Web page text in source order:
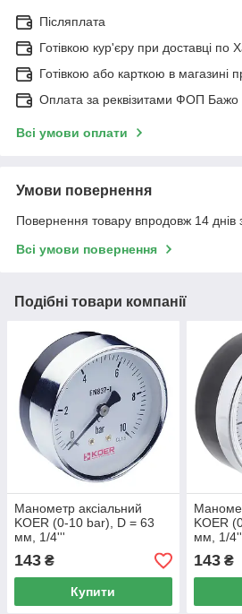
Післяплата
Готівкою кур'єру при доставці по
Готівкою або карткою в магазині
Оплата за реквізитами ФОП Бажо
Всі умови оплати
Умови повернення
Повернення товару впродовж 14 днів
Всі умови повернення
Подібні товари компанії
Манометр аксіальний
KOER (0-10 bar), D = 63
мм, 1/4'''
143 ₴
Купити
KOER
мм, 1/4''
143₴